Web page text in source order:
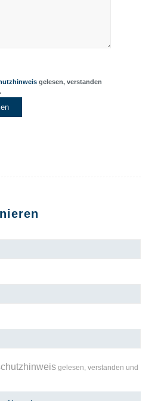
gelesen, verstanden
gelesen, verstanden und